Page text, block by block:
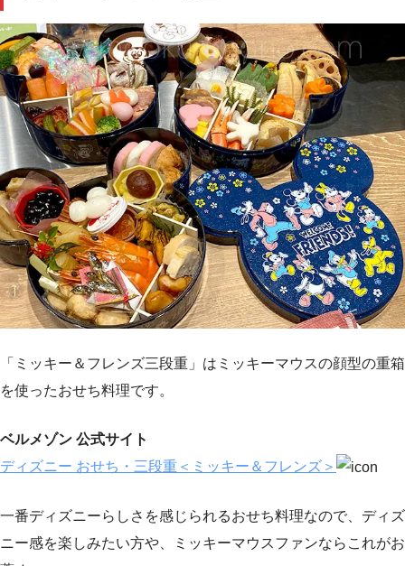
「ミッキー＆フレンズ三段重」はミッキーマウスの顔型の重箱
を使ったおせち料理です。
ベルメゾン 公式サイト
ディズニー おせち・三段重＜ミッキー＆フレンズ＞
一番ディズニーらしさを感じられるおせち料理なので、ディズ
ニー感を楽しみたい方や、ミッキーマウスファンならこれがお